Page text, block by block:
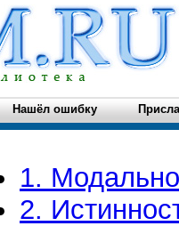
Нашёл ошибку
1.
2.